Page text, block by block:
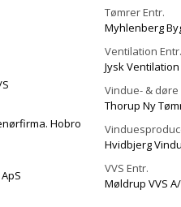
Hobro
Tømrer Entr.
Myhlenberg
Ventilation Entr.
Jysk Ventilation
Vindue- & døre
Thorup Ny
Hvidbjerg
VVS Entr.
Møldrup VVS